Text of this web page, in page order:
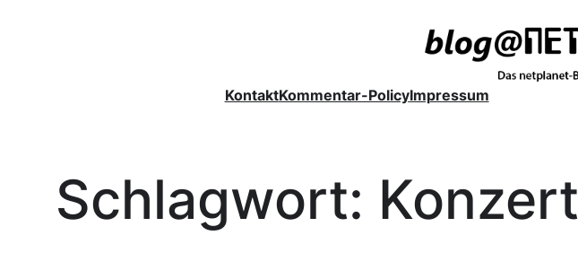
KontaktKommentar-PolicyImpressum
Schlagwort: Konzert